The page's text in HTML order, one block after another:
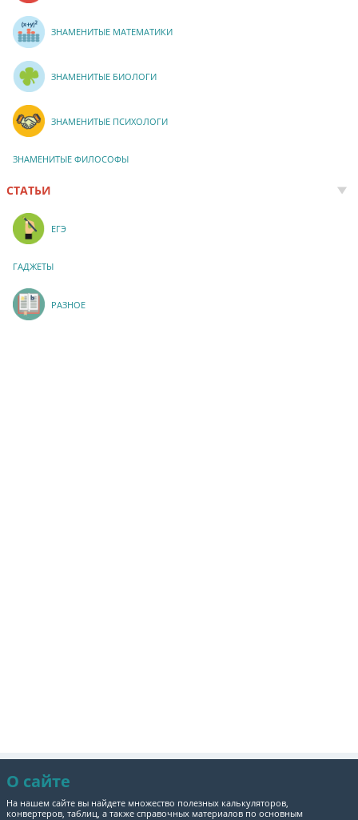
ЗНАМЕНИТЫЕ МАТЕМАТИКИ
ЗНАМЕНИТЫЕ БИОЛОГИ
ЗНАМЕНИТЫЕ ПСИХОЛОГИ
ЗНАМЕНИТЫЕ ФИЛОСОФЫ
СТАТЬИ
ЕГЭ
ГАДЖЕТЫ
РАЗНОЕ
О сайте
На нашем сайте вы найдете множество полезных калькуляторов,
конвертеров, таблиц, а также справочных материалов по основным